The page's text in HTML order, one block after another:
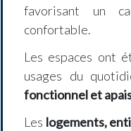
favorisant un
confortable.
Les espaces ont
usages du
fonctionnel et
Les logements,